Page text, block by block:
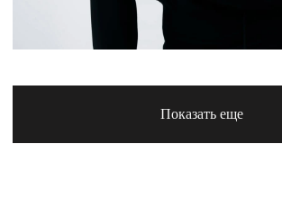
-20%
Показать еще